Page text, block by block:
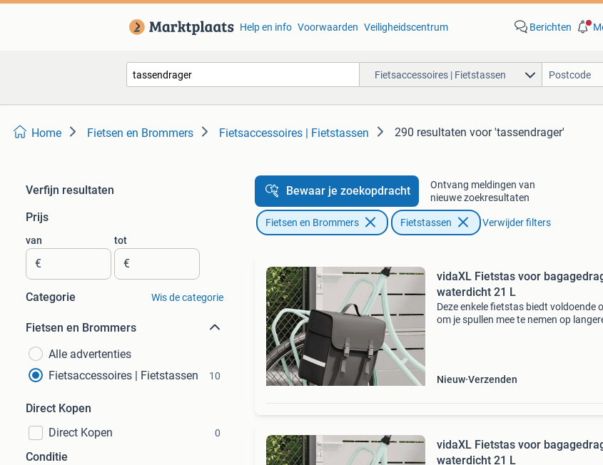
Help en info Voorwaarden Veiligheidscentrum Berichten
Fietsaccessoires | Fietstassen
Home Fietsen en Brommers Fietsaccessoires | Fietstassen 290 resultaten voor 'tassendrager'
Verfijn resultaten
Prijs
van
€
tot
€
Categorie Wis de categorie
Fietsen en Brommers
Alle advertenties
Fietsaccessoires | Fietstassen
10
Direct Kopen
Direct Kopen
0
Conditie
Bewaar je zoekopdracht
Ontvang meldingen van
nieuwe zoekresultaten
Fietsen en Brommers Fietstassen Verwijder filters
vidaXL Fietstas voor
waterdicht 21 L
Deze enkele fietstas biedt voldoende
om je spullen mee te nemen op
Nieuw Verzenden
vidaXL Fietstas voor
waterdicht 21 L